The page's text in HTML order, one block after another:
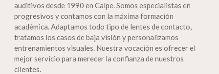
auditivos desde 1990 en Calpe. Somos especialistas en
progresivos y contamos con la máxima formación
académica. Adaptamos todo tipo de lentes de contacto,
tratamos los casos de baja visión y personalizamos
entrenamientos visuales. Nuestra vocación es ofrecer el
mejor servicio para merecer la confianza de nuestros
clientes.